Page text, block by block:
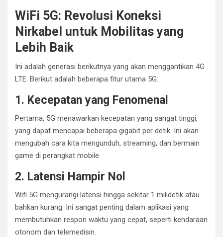
WiFi 5G: Revolusi Koneksi
Nirkabel untuk Mobilitas yang
Lebih Baik
Ini adalah generasi berikutnya yang akan menggantikan 4G
LTE. Berikut adalah beberapa fitur utama 5G:
1. Kecepatan yang Fenomenal
Pertama, 5G menawarkan kecepatan yang sangat tinggi,
yang dapat mencapai beberapa gigabit per detik. Ini akan
mengubah cara kita mengunduh, streaming, dan bermain
game di perangkat mobile.
2. Latensi Hampir Nol
Wifi 5G mengurangi latensi hingga sekitar 1 milidetik atau
bahkan kurang. Ini sangat penting dalam aplikasi yang
membutuhkan respon waktu yang cepat, seperti kendaraan
otonom dan telemedisin.